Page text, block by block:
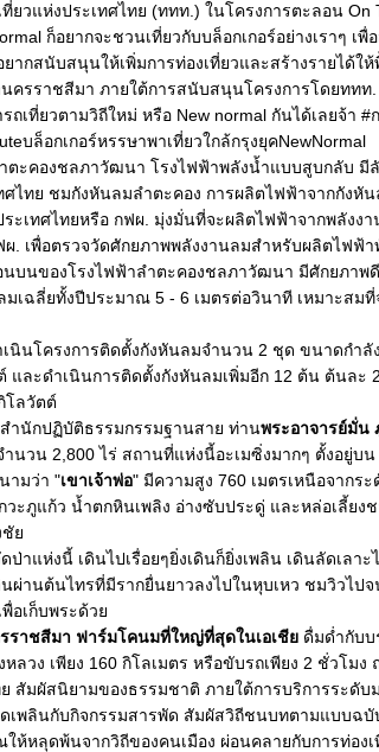
ที่ยวแห่งประเทศไทย (ททท.) ในโครงการตะลอน On
ก็อยากจะชวนเที่ยวกับบล็อกเกอร์อย่างเราๆ เพื่
ากสนับสนุนให้เพิ่มการท่องเที่ยวและสร้างรายได้ใ
ครราชสีมา ภายใต้การสนับสนุนโครงการโดยททท.
ถเที่ยวตามวิถีใหม่ หรือ New normal กันได้เลยจ้า
บล็อกเกอร์หรรษาพาเที่ยวใกล้กรุงยุคNewNormal
ำตะคองชลภาวัฒนา โรงไฟฟ้าพลังน้ำแบบสูบกลับ
ไทย ชมกังหันลมลำตะคอง การผลิตไฟฟ้าจากกังหั
ะเทศไทยหรือ กฟผ. มุ่งมั่นที่จะผลิตไฟฟ้าจากพลังงา
ผ. เพื่อตรวจวัดศักยภาพพลังงานลมสำหรับผลิตไฟฟ้
นบนของโรงไฟฟ้าลำตะคองชลภาวัฒนา มีศักยภาพ
เฉลี่ยทั้งปีประมาณ 5 - 6 เมตรต่อวินาที เหมาะสม
โครงการติดตั้งกังหันลมจำนวน 2 ชุด ขนาดกำลัง
และดำเนินการติดตั้งกังหันลมเพิ่มอีก 12 ต้น ต้นละ
โลวัตต์
ำนักปฏิบัติธรรมกรรมฐานสาย ท่านพระอาจารย์มั่น
นวน 2,800 ไร่ สถานที่แห่งนี้อะเมซิ่งมากๆ ตั้งอยู่บน
ามว่า "เขาเจ้าพ่อ" มีความสูง 760 เมตรเหนือจากร
วะภูแก้ว น้ำตกหินเพลิง อ่างซับประดู่ และหล่อเลี้ยง
ชั
ป่าแห่งนี้ เดินไปเรื่อยๆยิ่งเดินก็ยิ่งเพลิน เดินลัดเล
ผ่านต้นไทรที่มีรากยื่นยาวลงไปในหุบเหว ชมวิวไป
พื่อเก็บพระด้ว
ราชสีมา ฟาร์มโคนมที่ใหญ่ที่สุดในเอเชี ดื่มด่ำกับบ
หลวง เพียง 160 กิโลเมตร หรือขับรถเพียง 2 ชั่วโ
ย สัมผัสนิยามของธรรมชาติ ภายใต้การบริการระ
ดเพลินกับกิจกรรมสารพัด สัมผัสวิถีชนบทตามแบบฉ
ห้หลุดพ้นจากวิถีของคนเมือง ผ่อนคลายกับการท่องเ